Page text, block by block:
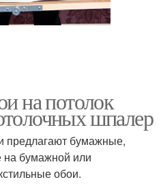
на потолок
шпалер
предлагают бумажные,
бумажной или
обои.